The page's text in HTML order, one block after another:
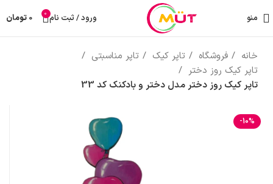
منو ورود / ثبت نام 0
0 تومان
خانه فروشگاه تاپر کیک
تاپر مناسبتی
تاپر کیک روز دختر
تاپر کیک روز دختر مدل دختر و بادکنک کد 33
-10%